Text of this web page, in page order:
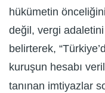
hükümetin
değil, vergi
belirterek,
kuruşun hesabı
tanınan imtiyazlar